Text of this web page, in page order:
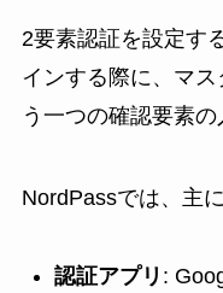
2要素認証を設定す
インする際に、マ
う一つの確認要素の
NordPassでは、主
認証アプリ :